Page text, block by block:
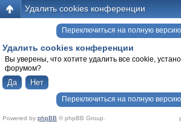
Удалить cookies конференции
Переключиться на полную
Удалить cookies конференции
Вы уверены, что хотите удалить все cookie,
форумом?
Переключиться на полную
Powered by phpBB © phpBB Group.